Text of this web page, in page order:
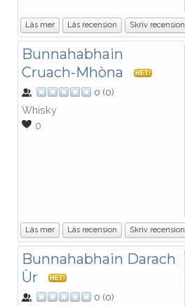
Läs mer Läs recension Skriv recension
Bunnahabhain
Cruach-Mhòna
HET!
0 (0)
Whisky
0
Läs mer Läs recension Skriv recension
Bunnahabhain Darach
Ùr
HET!
0 (0)